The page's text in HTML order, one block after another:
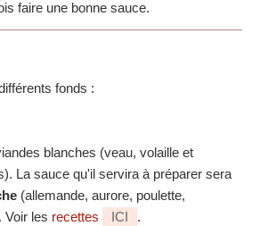
faire une bonne sauce.
fonds :
blanches (veau, volaille et
La sauce qu'il servira à préparer sera
(allemande, aurore, poulette,
Voir les recettes ICI .